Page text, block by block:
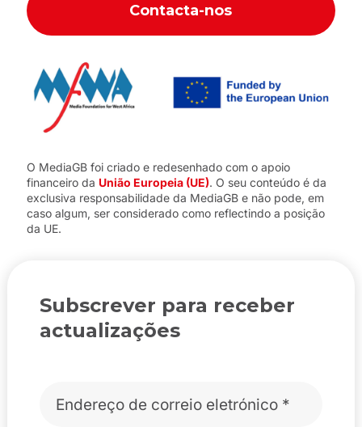
Contacta-nos
O MediaGB foi criado e redesenhado com o apoio
financeiro da União Europeia (UE). O seu conteúdo é da
exclusiva responsabilidade da MediaGB e não pode, em
caso algum, ser considerado como reflectindo a posição
da UE.
Subscrever para receber
actualizações
eletrónico*